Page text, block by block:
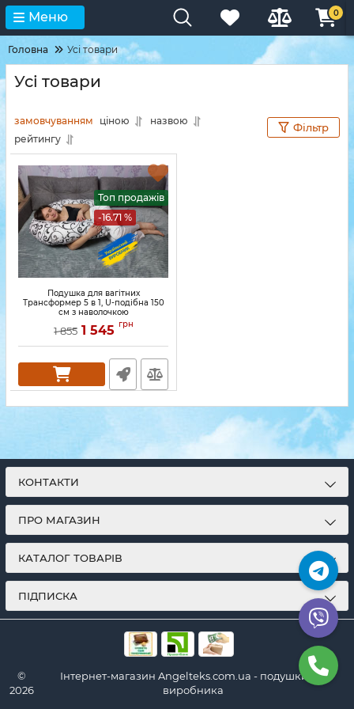
Меню 0
Головна Усі товари
Усі товари
замовчуванням ціною
назвою
рейтингу
Фільтр
Топ продажів
-16.71 %
Подушка для вагітних
Трансформер 5 в 1, U-подібна 150
см з наволочкою
Артикул: 01-PB-08-2
1 855 1 545 грн
КОНТАКТИ
ПРО МАГАЗИН
КАТАЛОГ ТОВАРІВ
ПІДПИСКА
©
2026
Інтернет-магазин Angelteks.com.ua - подушки від
виробника